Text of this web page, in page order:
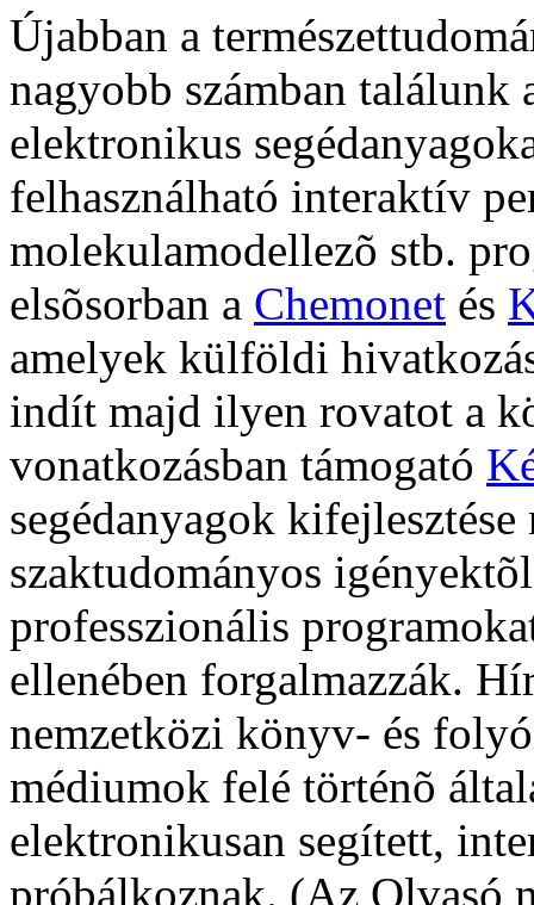
Újabban a
nagyobb számban találunk
elektronikus
felhasználható interaktív
molekulamodellezõ stb.
elsõsorban a Chemonet és
amelyek külföldi
indít majd ilyen rovatot a
vonatkozásban támogató
segédanyagok
szaktudományos
professzionális
ellenében forgalmazzák.
nemzetközi könyv- és
médiumok felé történõ
elektronikusan segített,
próbálkoznak. (Az Olvasó